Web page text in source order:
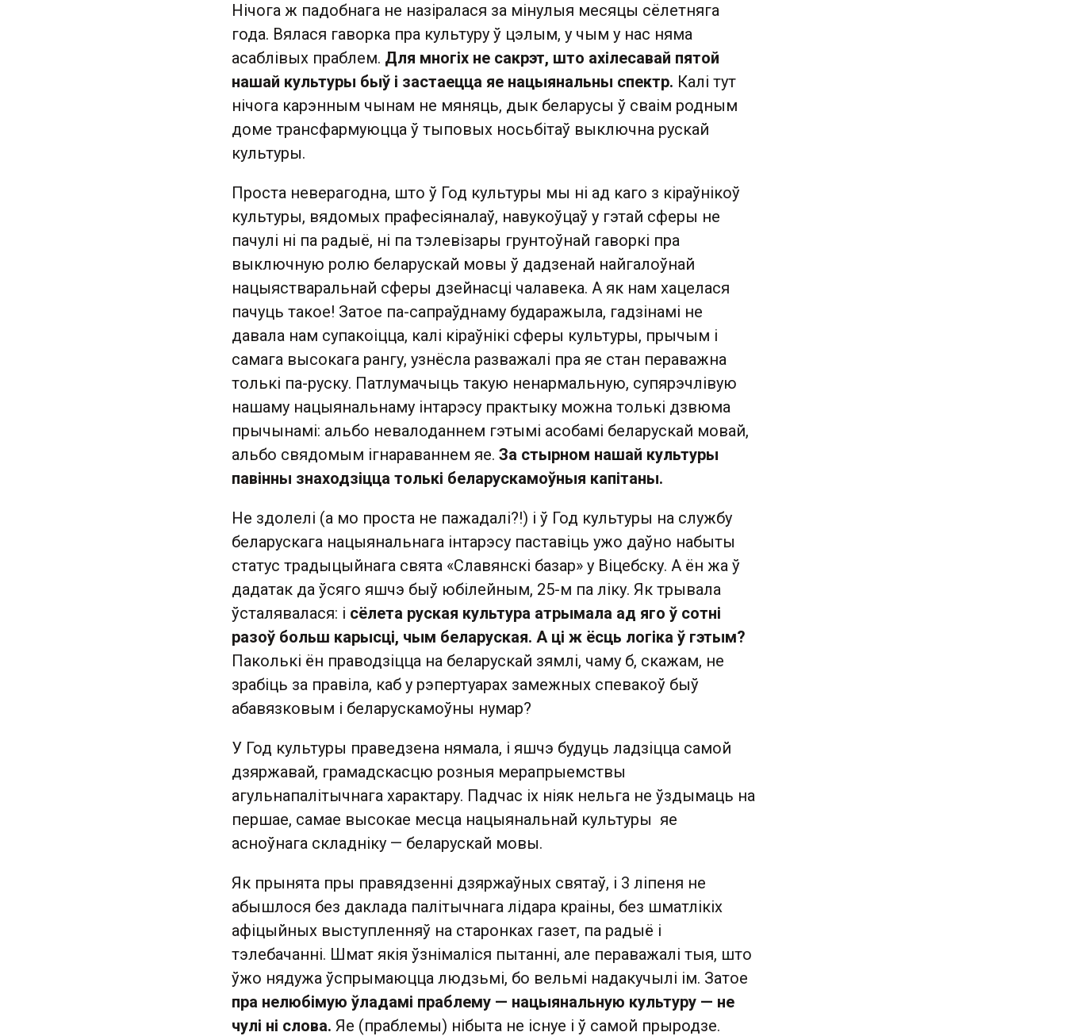
Нічога ж падобнага не назіралася за мінулыя месяцы сёлетняга
года. Вялася гаворка пра культуру ў цэлым, у чым у нас няма
асаблівых праблем. Для многіх не сакрэт, што ахілесавай пятой
нашай культуры быў і застаецца яе нацыянальны спектр. Калі тут
нічога карэнным чынам не мяняць, дык беларусы ў сваім родным
доме трансфармуюцца ў тыповых носьбітаў выключна рускай
культуры.
Проста неверагодна, што ў Год культуры мы ні ад каго з кіраўнікоў
культуры, вядомых прафесіяналаў, навукоўцаў у гэтай сферы не
пачулі ні па радыё, ні па тэлевізары грунтоўнай гаворкі пра
выключную ролю беларускай мовы ў дадзенай найгалоўнай
нацыястваральнай сферы дзейнасці чалавека. А як нам хацелася
пачуць такое! Затое па-сапраўднаму бударажыла, гадзінамі не
давала нам супакоіцца, калі кіраўнікі сферы культуры, прычым і
самага высокага рангу, узнёсла разважалі пра яе стан пераважна
толькі па-руску. Патлумачыць такую ненармальную, супярэчлівую
нашаму нацыянальнаму інтарэсу практыку можна толькі дзвюма
прычынамі: альбо невалоданнем гэтымі асобамі беларускай мовай,
альбо свядомым ігнараваннем яе. За стырном нашай культуры
павінны знаходзіцца толькі беларускамоўныя капітаны.
Не здолелі (а мо проста не пажадалі?!) і ў Год культуры на службу
беларускага нацыянальнага інтарэсу паставіць ужо даўно набыты
статус традыцыйнага свята «Славянскі базар» у Віцебску. А ён жа ў
дадатак да ўсяго яшчэ быў юбілейным, 25-м па ліку. Як трывала
ўсталявалася: і сёлета руская культура атрымала ад яго ў сотні
разоў больш карысці, чым беларуская. А ці ж ёсць логіка ў гэтым?
Паколькі ён праводзіцца на беларускай зямлі, чаму б, скажам, не
зрабіць за правіла, каб у рэпертуарах замежных спевакоў быў
абавязковым і беларускамоўны нумар?
У Год культуры праведзена нямала, і яшчэ будуць ладзіцца самой
дзяржавай, грамадскасцю розныя мерапрыемствы
агульнапалітычнага характару. Падчас іх ніяк нельга не ўздымаць на
першае, самае высокае месца нацыянальнай культуры яе
асноўнага складніку — беларускай мовы.
Як прынята пры правядзенні дзяржаўных святаў, і 3 ліпеня не
абышлося без даклада палітычнага лідара краіны, без шматлікіх
афіцыйных выступленняў на старонках газет, па радыё і
тэлебачанні. Шмат якія ўзнімаліся пытанні, але пераважалі тыя, што
ўжо нядужа ўспрымаюцца людзьмі, бо вельмі надакучылі ім. Затое
пра нелюбімую ўладамі праблему — нацыянальную культуру — не
чулі ні слова. Яе (праблемы) нібыта не існуе і ў самой прыродзе.